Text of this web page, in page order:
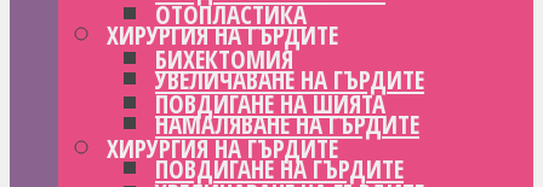
ХИРУРГИЯ НА ГЪРДИТЕ
УВЕЛИЧАВАНЕ НА ГЪРДИТЕ
НАМАЛЯВАНЕ НА ГЪРДИТЕ
ПОВДИГАНЕ НА ГЪРДИТЕ
ОТОПЛАСТИКА
БИХЕКТОМИЯ
ПОВДИГАНЕ НА ШИЯТА
ХИРУРГИЯ НА ГЪРДИТЕ